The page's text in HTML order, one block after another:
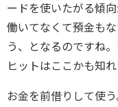
ードを使いたがる傾
働いてなくて預金も
う、となるのですね
ヒットはここかも知れ
お金を前借りして使